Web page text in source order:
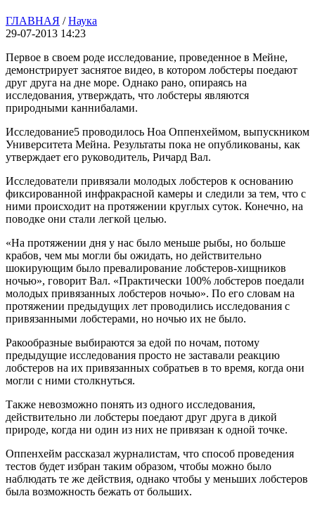
ГЛАВНАЯ /Наука
29-07-2013 14:23
Первое в своем роде исследование, проведенное в Мейне,
демонстрирует заснятое видео, в котором лобстеры поедают
друг друга на дне море. Однако рано, опираясь на
исследования, утверждать, что лобстеры являются
природными каннибалами.
Исследование5 проводилось Ноа Оппенхеймом, выпускником
Университета Мейна. Результаты пока не опубликованы, как
утверждает его руководитель, Ричард Вал.
Исследователи привязали молодых лобстеров к основанию
фиксированной инфракрасной камеры и следили за тем, что с
ними происходит на протяжении круглых суток. Конечно, на
поводке они стали легкой целью.
«На протяжении дня у нас было меньше рыбы, но больше
крабов, чем мы могли бы ожидать, но действительно
шокирующим было превалирование лобстеров-хищников
ночью», говорит Вал. «Практически 100% лобстеров поедали
молодых привязанных лобстеров ночью». По его словам на
протяжении предыдущих лет проводились исследования с
привязанными лобстерами, но ночью их не было.
Ракообразные выбираются за едой по ночам, потому
предыдущие исследования просто не заставали реакцию
лобстеров на их привязанных собратьев в то время, когда они
могли с ними столкнуться.
Также невозможно понять из одного исследования,
действительно ли лобстеры поедают друг друга в дикой
природе, когда ни один из них не привязан к одной точке.
Оппенхейм рассказал журналистам, что способ проведения
тестов будет избран таким образом, чтобы можно было
наблюдать те же действия, однако чтобы у меньших лобстеров
была возможность бежать от больших.